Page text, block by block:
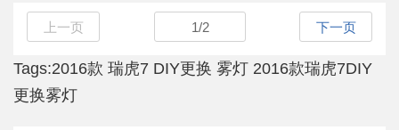
上一页 1/2 下一页
Tags:2016款 瑞虎7 DIY更换 雾灯 2016款瑞虎7DIY
更换雾灯